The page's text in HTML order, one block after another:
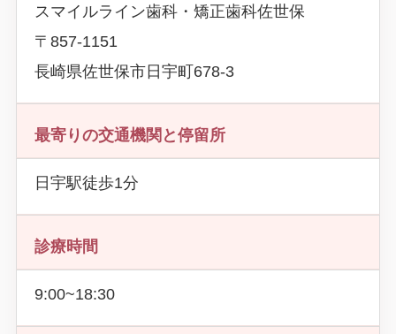
スマイルライン歯科・矯正歯科佐世保
〒857-1151
長崎県佐世保市日宇町678-3
最寄りの交通機関と停留所
日宇駅徒歩1分
診療時間
9:00~18:30